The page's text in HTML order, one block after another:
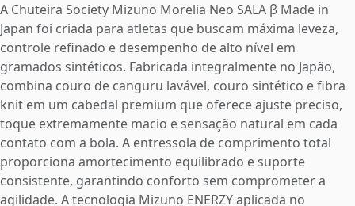
A Chuteira Society Mizuno Morelia Neo SALA β Made in
Japan foi criada para atletas que buscam máxima leveza,
controle refinado e desempenho de alto nível em
gramados sintéticos. Fabricada integralmente no Japão,
combina couro de canguru lavável, couro sintético e fibra
knit em um cabedal premium que oferece ajuste preciso,
toque extremamente macio e sensação natural em cada
contato com a bola. A entressola de comprimento total
proporciona amortecimento equilibrado e suporte
consistente, garantindo conforto sem comprometer a
agilidade. A tecnologia Mizuno ENERZY aplicada no